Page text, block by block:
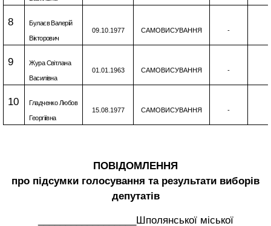
8 Булаєв Валерій
Вікторович
09.10.1977 САМОВИСУВАННЯ -
9 Жура Світлана
Василівна
01.01.1963 САМОВИСУВАННЯ -
10 Гладченко Любов
Георгіївна
15.08.1977 САМОВИСУВАННЯ -
ПОВІДОМЛЕННЯ
про підсумки голосування та результати виборів
депутатів
__________________Шполянської міської